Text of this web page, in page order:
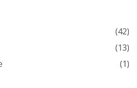
(42)
(13)
(1)